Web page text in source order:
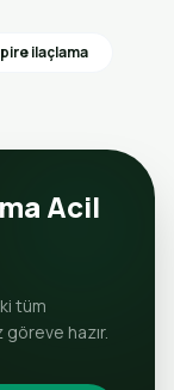
ilaçlama
Acil
tüm
hazır.